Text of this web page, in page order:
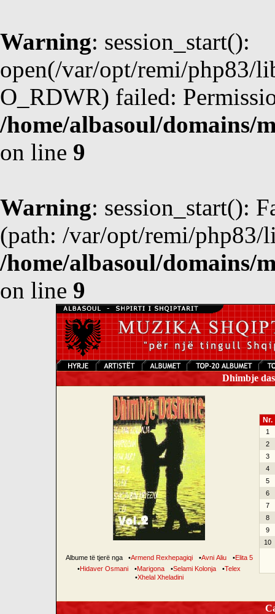
Warning: session_start():
open(/var/opt/remi/php83/
O_RDWR) failed:
/home/albasoul/domains/
on line 9
Warning: session_start():
(path: /var/opt/remi/php83/
/home/albasoul/domains/
on line 9
Dhimbje
Albume të tjerë nga •Armend Rexhepagiqi •Avni Aliu •Elita 5
•Hidaver Osmani •Marigona •Selami Kolonja •Telex
•Xhelal Xheladini
Nr.
1
2
3
4
5
6
7
8
9
10